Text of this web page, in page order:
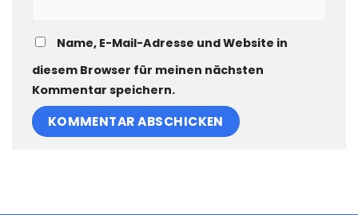
Name, E-Mail-Adresse und Website in
diesem Browser für meinen nächsten
Kommentar speichern.